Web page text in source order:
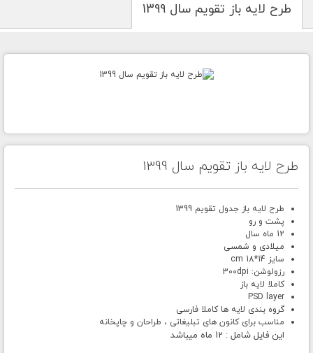
طرح لایه باز تقویم سال 1399
طرح لایه باز تقویم سال 1399
طرح لایه باز جدول تقویم 1399
پشت و رو
12 ماه سال
میلادی و شمسی
سایز 14*18 cm
رزولوشن: 300dpi
کاملا لایه باز
PSD layer
گروه بندی لایه ها کاملا فارسی
مناسب برای کانون های تبلیغاتی ، طراحان و چاپخانه
این فایل شامل : 12 ماه میباشد